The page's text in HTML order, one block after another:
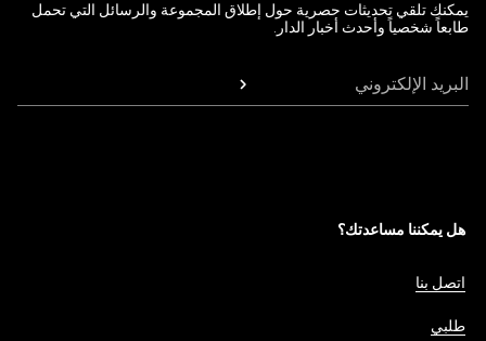
يمكنك تلقي تحديثات حصرية حول إطلاق المجموعة والرسائل التي تحمل
طابعاً شخصياً وأحدث أخبار الدار.
البريد الإلكتروني
هل يمكننا مساعدتك؟
اتصل بنا
طلبي